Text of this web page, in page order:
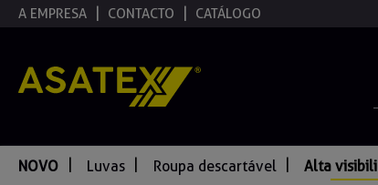
Saltar para a navegação principal
A EMPRESA CONTACTO CATÁLOGO
NOVO Luvas Roupa descartável Alta